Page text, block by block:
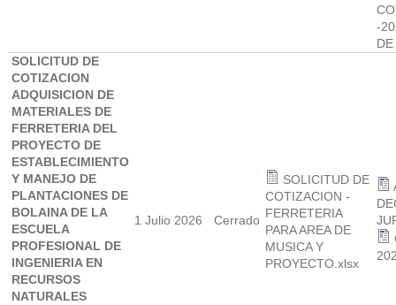
-
SOLICITUD DE
COTIZACION
ADQUISICION DE
MATERIALES DE
FERRETERIA DEL
PROYECTO DE
ESTABLECIMIENTO
Y MANEJO DE
PLANTACIONES DE
BOLAINA DE LA
ESCUELA
PROFESIONAL DE
INGENIERIA EN
RECURSOS
NATURALES
1 Julio 2026 Cerrado
SOLICITUD DE
COTIZACION -
FERRETERIA
PARA AREA DE
MUSICA Y
PROYECTO.xlsx